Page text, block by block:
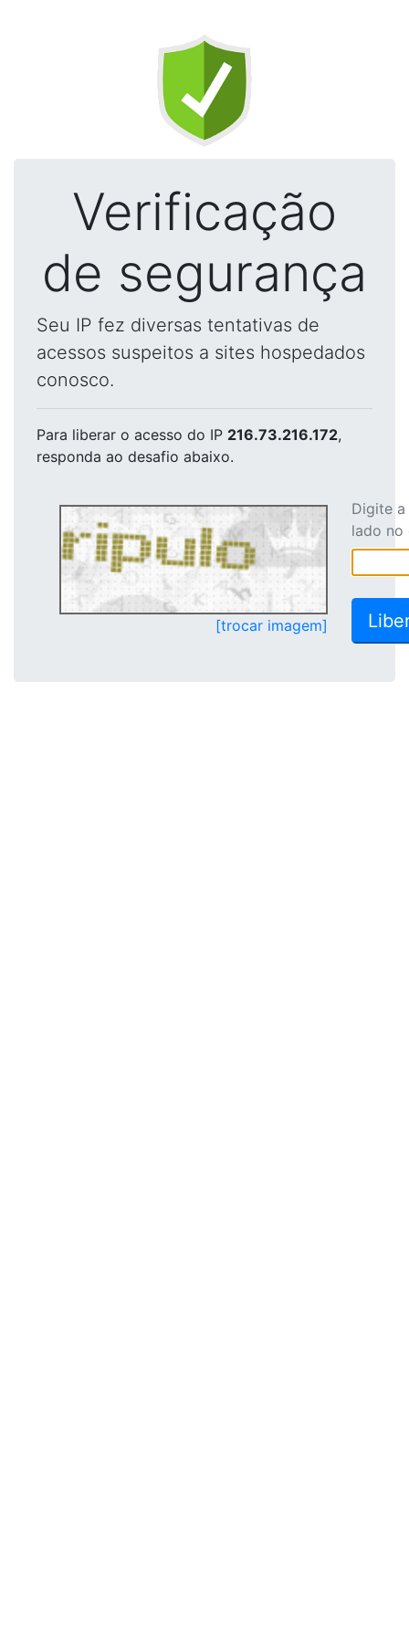
Verificação
de segurança
Seu IP fez diversas tentativas de
acessos suspeitos a sites hospedados
conosco.
Para liberar o acesso do IP 216.73.216.172,
responda ao desafio abaixo.
[trocar imagem]
Digite
lado no